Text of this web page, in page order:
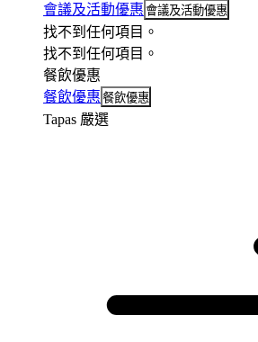
會議及活動優惠 會議及活動優惠
找不到任何項目。
找不到任何項目。
餐飲優惠
餐飲優惠 餐飲優惠
Tapas 嚴選